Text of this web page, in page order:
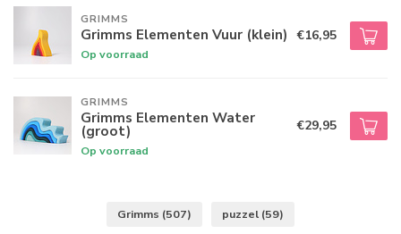
GRIMMS
Grimms Elementen Vuur (klein)
Op voorraad
€16,95
GRIMMS
Grimms Elementen Water
(groot)
Op voorraad
€29,95
Grimms (507) puzzel (59)